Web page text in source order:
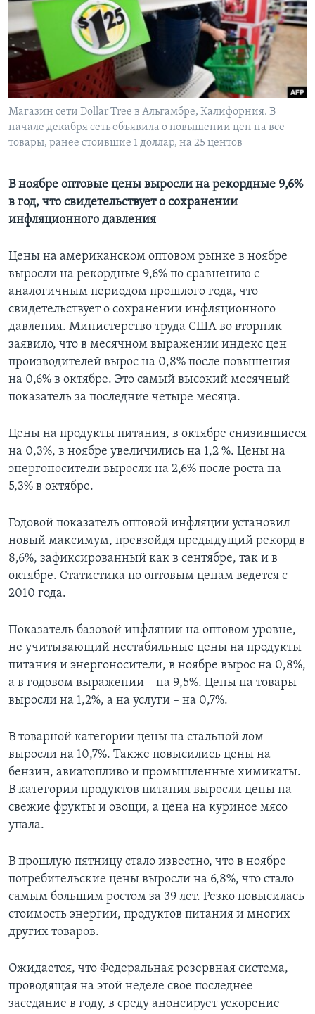
Learning English
СОЦИАЛЬНЫЕ СЕТИ
Языки
Магазин сети Dollar Tree в Альгамбре, Калифорния. В
начале декабря сеть объявила о повышении цен на все
товары, ранее стоившие 1 доллар, на 25 центов
В ноябре оптовые цены выросли на рекордные 9,6%
в год, что свидетельствует о сохранении
инфляционного давления
Цены на американском оптовом рынке в ноябре
выросли на рекордные 9,6% по сравнению с
аналогичным периодом прошлого года, что
свидетельствует о сохранении инфляционного
давления. Министерство труда США во вторник
заявило, что в месячном выражении индекс цен
производителей вырос на 0,8% после повышения
на 0,6% в октябре. Это самый высокий месячный
показатель за последние четыре месяца.
Цены на продукты питания, в октябре снизившиеся
на 0,3%, в ноябре увеличились на 1,2 %. Цены на
энергоносители выросли на 2,6% после роста на
5,3% в октябре.
Годовой показатель оптовой инфляции установил
новый максимум, превзойдя предыдущий рекорд в
8,6%, зафиксированный как в сентябре, так и в
октябре. Статистика по оптовым ценам ведется с
2010 года.
Показатель базовой инфляции на оптовом уровне,
не учитывающий нестабильные цены на продукты
питания и энергоносители, в ноябре вырос на 0,8%,
а в годовом выражении – на 9,5%. Цены на товары
выросли на 1,2%, а на услуги – на 0,7%.
В товарной категории цены на стальной лом
выросли на 10,7%. Также повысились цены на
бензин, авиатопливо и промышленные химикаты.
В категории продуктов питания выросли цены на
свежие фрукты и овощи, а цена на куриное мясо
упала.
В прошлую пятницу стало известно, что в ноябре
потребительские цены выросли на 6,8%, что стало
самым большим ростом за 39 лет. Резко повысилась
стоимость энергии, продуктов питания и многих
других товаров.
Ожидается, что Федеральная резервная система,
проводящая на этой неделе свое последнее
заседание в году, в среду анонсирует ускорение